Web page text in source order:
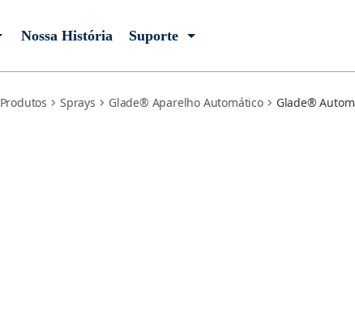
Nossa História Suporte
Produtos Sprays Glade® Aparelho Automático Glade®